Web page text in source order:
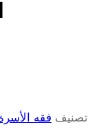
تصنيف فقه